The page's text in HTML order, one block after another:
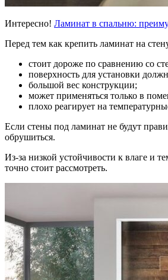
Интересно! Ламинат в спальню:
Перед тем как крепить ламинат на
стоит дороже по сравнению со
поверхность для установки
большой вес конструкции;
может применяться только в
плохо реагирует на
Если стены под ламинат не будут
обрушиться.
Из-за низкой устойчивости к влаге и
точно стоит рассмотреть.